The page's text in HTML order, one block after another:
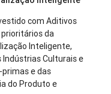
com Aditivos
prioritários da
Inteligente,
Culturais e
e das
do Produto e